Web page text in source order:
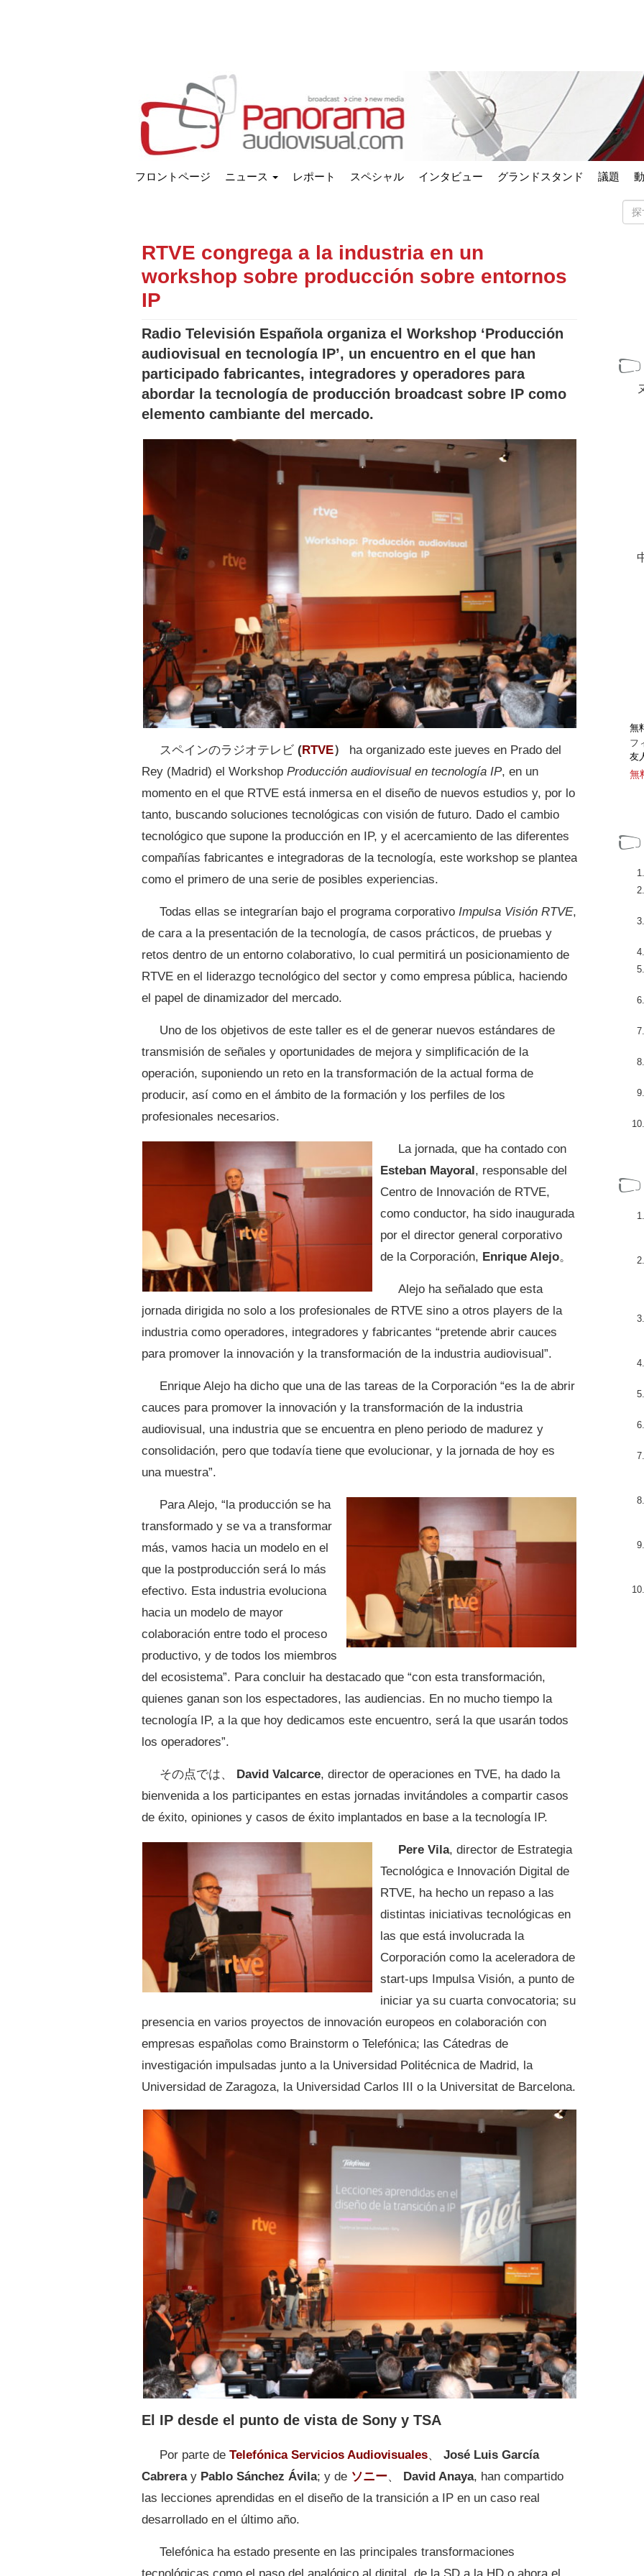
フロントページ ニュース レポート スペシャル インタビュー グランドスタンド 議題
RTVE congrega a la industria en un
workshop sobre producción sobre entornos
IP
Radio Televisión Española organiza el Workshop ‘Producción
audiovisual en tecnología IP’, un encuentro en el que han
participado fabricantes, integradores y operadores para
abordar la tecnología de producción broadcast sobre IP como
elemento cambiante del mercado.
スペインのラジオテレビ (RTVE）
ha organizado este jueves en Prado del
Rey (Madrid) el Workshop Producción audiovisual en tecnología IP, en un
momento en el que RTVE está inmersa en el diseño de nuevos estudios y, por lo
tanto, buscando soluciones tecnológicas con visión de futuro. Dado el cambio
tecnológico que supone la producción en IP, y el acercamiento de las diferentes
compañías fabricantes e integradoras de la tecnología, este workshop se plantea
como el primero de una serie de posibles experiencias.
Todas ellas se integrarían bajo el programa corporativo Impulsa Visión RTVE,
de cara a la presentación de la tecnología, de casos prácticos, de pruebas y
retos dentro de un entorno colaborativo, lo cual permitirá un posicionamiento de
RTVE en el liderazgo tecnológico del sector y como empresa pública, haciendo
el papel de dinamizador del mercado.
Uno de los objetivos de este taller es el de generar nuevos estándares de
transmisión de señales y oportunidades de mejora y simplificación de la
operación, suponiendo un reto en la transformación de la actual forma de
producir, así como en el ámbito de la formación y los perfiles de los
profesionales necesarios.
La jornada, que ha contado con
Esteban Mayoral, responsable del
Centro de Innovación de RTVE,
como conductor, ha sido inaugurada
por el director general corporativo
de la Corporación, Enrique Alejo。
Alejo ha señalado que esta
jornada dirigida no solo a los profesionales de RTVE sino a otros players de la
industria como operadores, integradores y fabricantes “pretende abrir cauces
para promover la innovación y la transformación de la industria audiovisual”.
Enrique Alejo ha dicho que una de las tareas de la Corporación “es la de abrir
cauces para promover la innovación y la transformación de la industria
audiovisual, una industria que se encuentra en pleno periodo de madurez y
consolidación, pero que todavía tiene que evolucionar, y la jornada de hoy es
una muestra”.
Para Alejo, “la producción se ha
transformado y se va a transformar
más, vamos hacia un modelo en el
que la postproducción será lo más
efectivo. Esta industria evoluciona
hacia un modelo de mayor
colaboración entre todo el proceso
productivo, y de todos los miembros
del ecosistema”. Para concluir ha destacado que “con esta transformación,
quienes ganan son los espectadores, las audiencias. En no mucho tiempo la
tecnología IP, a la que hoy dedicamos este encuentro, será la que usarán todos
los operadores”.
その点では、 David Valcarce, director de operaciones en TVE, ha dado la
bienvenida a los participantes en estas jornadas invitándoles a compartir casos
de éxito, opiniones y casos de éxito implantados en base a la tecnología IP.
Pere Vila, director de Estrategia
Tecnológica e Innovación Digital de
RTVE, ha hecho un repaso a las
distintas iniciativas tecnológicas en
las que está involucrada la
Corporación como la aceleradora de
start-ups Impulsa Visión, a punto de
iniciar ya su cuarta convocatoria; su
presencia en varios proyectos de innovación europeos en colaboración con
empresas españolas como Brainstorm o Telefónica; las Cátedras de
investigación impulsadas junto a la Universidad Politécnica de Madrid, la
Universidad de Zaragoza, la Universidad Carlos III o la Universitat de Barcelona.
El IP desde el punto de vista de Sony y TSA
Por parte de Telefónica Servicios Audiovisuales、 José Luis García
Cabreray Pablo Sánchez Ávila; y de ソニー、 David Anaya, han compartido
las lecciones aprendidas en el diseño de la transición a IP en un caso real
desarrollado en el último año.
Telefónica ha estado presente en las principales transformaciones
無
フ
友
無